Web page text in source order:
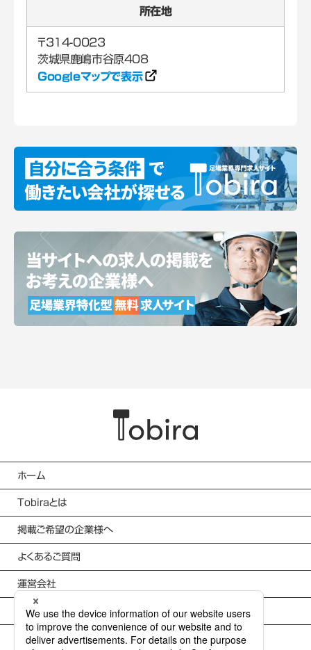
所在地
〒314-0023
茨城県鹿嶋市谷原408
Googleマップで表示
ホーム
Tobiraとは
掲載ご希望の企業様へ
よくあるご質問
運営会社
利用規約
個人情報保護方針